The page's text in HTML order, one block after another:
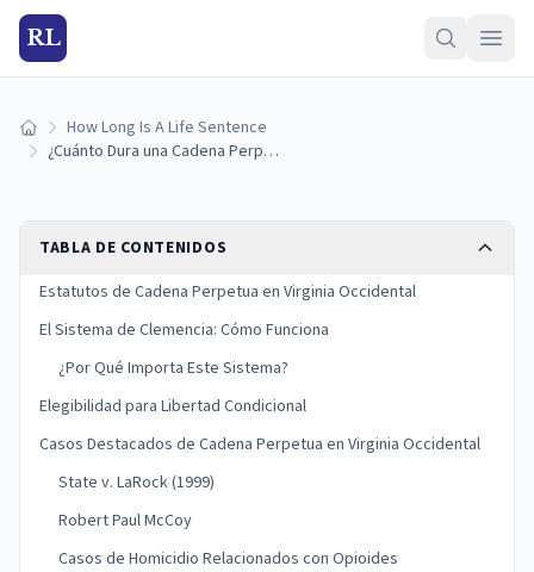
RL
Inicio How Long Is A Life Sentence
¿Cuánto Dura una Cadena Perpetua en Virginia Occidental? (Guía 2026)
TABLA DE CONTENIDOS
Estatutos de Cadena Perpetua en Virginia Occidental
El Sistema de Clemencia: Cómo Funciona
¿Por Qué Importa Este Sistema?
Elegibilidad para Libertad Condicional
Casos Destacados de Cadena Perpetua en Virginia Occidental
State v. LaRock (1999)
Robert Paul McCoy
Casos de Homicidio Relacionados con Opioides